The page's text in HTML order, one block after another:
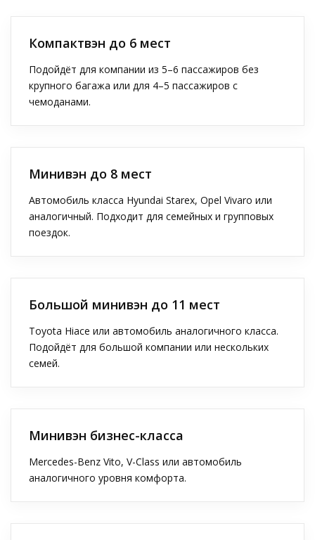
Компактвэн до 6 мест
Подойдёт для компании из 5–6 пассажиров без
крупного багажа или для 4–5 пассажиров с
чемоданами.
Минивэн до 8 мест
Автомобиль класса Hyundai Starex, Opel Vivaro или
аналогичный. Подходит для семейных и групповых
поездок.
Большой минивэн до 11 мест
Toyota Hiace или автомобиль аналогичного класса.
Подойдёт для большой компании или нескольких
семей.
Минивэн бизнес-класса
Mercedes-Benz Vito, V-Class или автомобиль
аналогичного уровня комфорта.